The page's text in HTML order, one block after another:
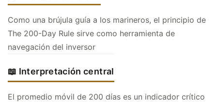
Como una brújula guía a los marineros, el principio de
The 200-Day Rule sirve como herramienta de
navegación del inversor
📖 Interpretación central
El promedio móvil de 200 días es un indicador crítico